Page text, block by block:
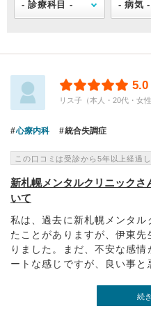
5.0
リス子（本人・20代・女
心療内科 統合失調症
この口コミは受診から5年以上経過し
新札幌メンタルクリニック
いて
私は、過去に新札幌メンタ
たことがありますが、伊東
りました。まだ、不安な感
ートな感じですが、良い事と
続